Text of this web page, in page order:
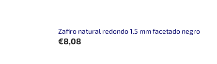
Zafiro natural redondo 1.5 mm facetado negro
€8,08